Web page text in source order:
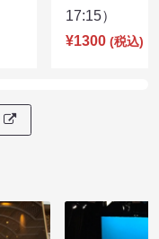
17:15）
¥1300 (税込)